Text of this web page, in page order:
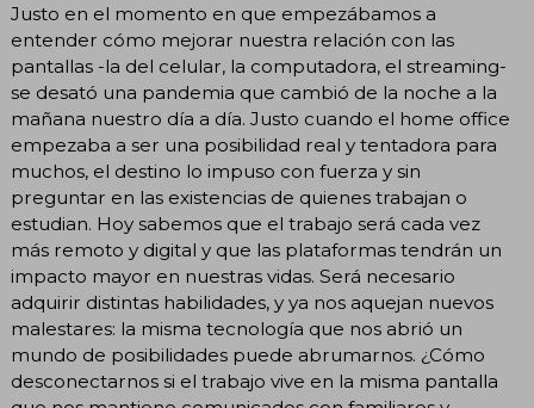
Justo en el momento en que empezábamos a
entender cómo mejorar nuestra relación con las
pantallas -la del celular, la computadora, el streaming-
se desató una pandemia que cambió de la noche a la
mañana nuestro día a día. Justo cuando el home office
empezaba a ser una posibilidad real y tentadora para
muchos, el destino lo impuso con fuerza y sin
preguntar en las existencias de quienes trabajan o
estudian. Hoy sabemos que el trabajo será cada vez
más remoto y digital y que las plataformas tendrán un
impacto mayor en nuestras vidas. Será necesario
adquirir distintas habilidades, y ya nos aquejan nuevos
malestares: la misma tecnología que nos abrió un
mundo de posibilidades puede abrumarnos. ¿Cómo
desconectarnos si el trabajo vive en la misma pantalla